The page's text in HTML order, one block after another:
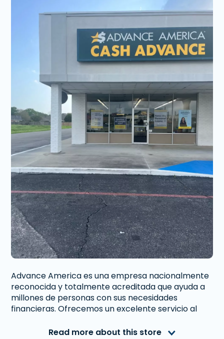
Advance America es una empresa nacionalmente
reconocida y totalmente acreditada que ayuda a
millones de personas con sus necesidades
financieras. Ofrecemos un excelente servicio al
dinero inmediato. Con nosotros obtener un
Read more about this store